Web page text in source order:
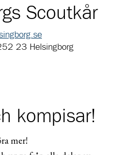
Scoutkår
23 Helsingborg
kompisar!
mer!